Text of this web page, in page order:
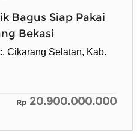
Bagus Siap Pakai
Bekasi
Cikarang Selatan, Kab.
Rp 20.900.000.000